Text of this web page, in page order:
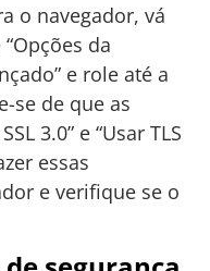
o navegador, vá
da
e role até a
se de que as
3.0” e “Usar TLS
essas
e verifique se o